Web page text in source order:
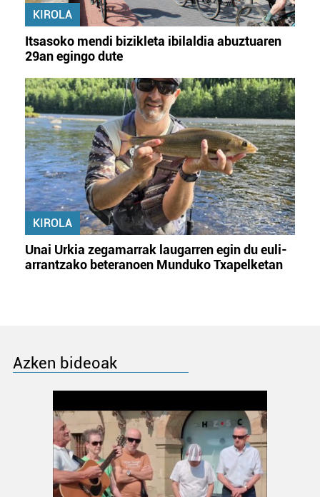
KIROLA
Itsasoko mendi bizikleta ibilaldia abuztuaren
29an egingo dute
KIROLA
Unai Urkia zegamarrak laugarren egin du euli-
arrantzako beteranoen Munduko Txapelketan
Azken bideoak